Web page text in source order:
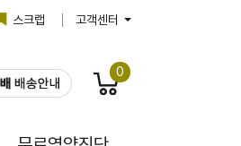
스크랩 고객센터
0